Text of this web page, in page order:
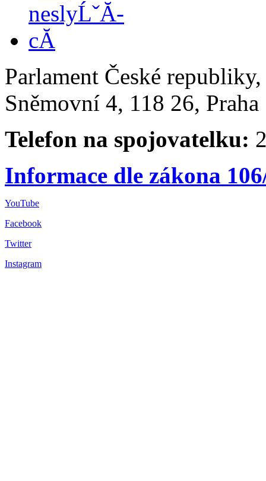
Parlament České
Sněmovní 4, 118 26,
Telefon na spojovatelku:
Informace dle zákona
YouTube
Facebook
Twitter
Instagram